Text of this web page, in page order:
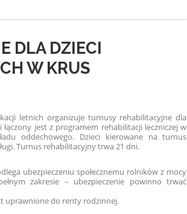
DLA DZIECI
W KRUS
letnich organizuje turnusy rehabilitacyjne dla
jest z programem rehabilitacji leczniczej w
oddechowego. Dzieci kierowane na turnus
Turnus rehabilitacyjny trwa 21 dni.
ubezpieczeniu społecznemu rolników z mocy
zakresie – ubezpieczenie powinno trwać
uprawnione do renty rodzinnej.